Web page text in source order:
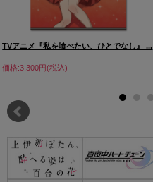
TVアニメ『私を喰べたい、ひとでなし』 ...
価格:3,300円(税込)